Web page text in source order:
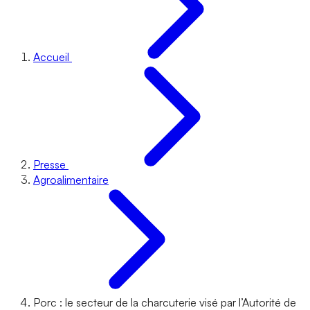
Accueil
Presse
Agroalimentaire
Porc : le secteur de la charcuterie visé par l’Autorité de